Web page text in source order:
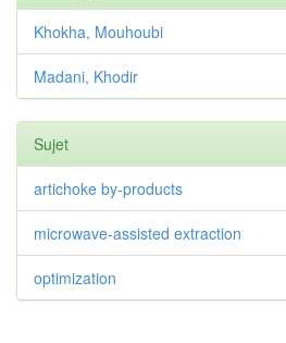
Khokha, Mouhoubi
Madani, Khodir
Sujet
artichoke by-products
microwave-assisted extraction
optimization